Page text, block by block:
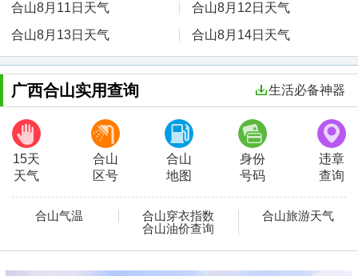
合山8月11日天气
合山8月12日天气
合山8月13日天气
合山8月14日天气
广西合山实用查询 生活必备神器
15天
天气
合山
区号
合山
地图
身份
号码
违章
查询
合山气温 合山穿衣指数
合山旅游天气
合山油价查询